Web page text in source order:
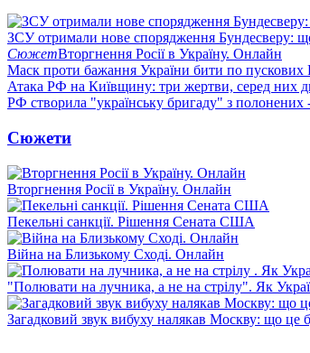
ЗСУ отримали нове спорядження Бундесверу:
СюжетВторгнення Росії в Україну. Онлайн
Маск проти бажання України бити по
Атака РФ на Київщину: три жертви, серед них
РФ створила "українську бригаду" з полонених
Сюжети
Вторгнення Росії в Україну. Онлайн
Пекельні санкції. Рішення Сената США
Війна на Близькому Сході. Онлайн
"Полювати на лучника, а не на стрілу". Як
Загадковий звук вибуху налякав Москву: що це